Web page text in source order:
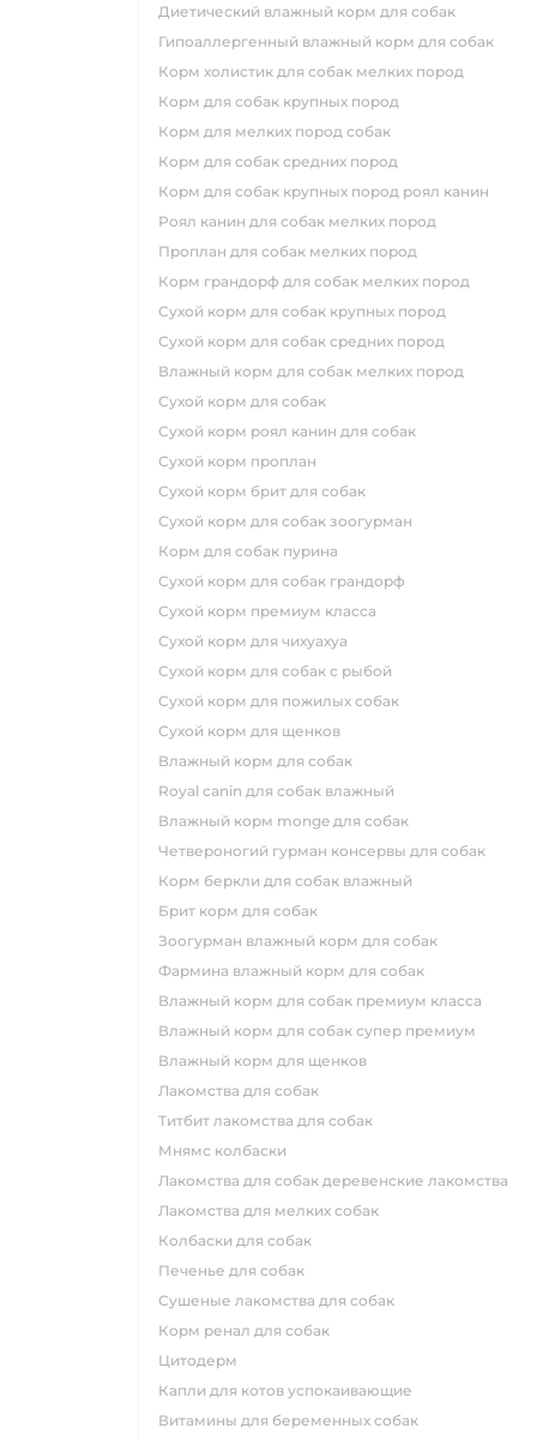
диетический влажный корм для собак
гипоаллергенный влажный корм для собак
корм холистик для собак мелких пород
корм для собак крупных пород
корм для мелких пород собак
корм для собак средних пород
корм для собак крупных пород роял канин
роял канин для собак мелких пород
проплан для собак мелких пород
корм грандорф для собак мелких пород
сухой корм для собак крупных пород
сухой корм для собак средних пород
влажный корм для собак мелких пород
сухой корм для собак
сухой корм роял канин для собак
сухой корм проплан
сухой корм брит для собак
сухой корм для собак зоогурман
корм для собак пурина
сухой корм для собак грандорф
сухой корм премиум класса
сухой корм для чихуахуа
сухой корм для собак с рыбой
сухой корм для пожилых собак
сухой корм для щенков
влажный корм для собак
royal canin для собак влажный
влажный корм monge для собак
четвероногий гурман консервы для собак
корм беркли для собак влажный
брит корм для собак
зоогурман влажный корм для собак
фармина влажный корм для собак
влажный корм для собак премиум класса
влажный корм для собак супер премиум
влажный корм для щенков
лакомства для собак
титбит лакомства для собак
мнямс колбаски
лакомства для собак деревенские лакомства
лакомства для мелких собак
колбаски для собак
печенье для собак
сушеные лакомства для собак
корм ренал для собак
цитодерм
капли для котов успокаивающие
витамины для беременных собак